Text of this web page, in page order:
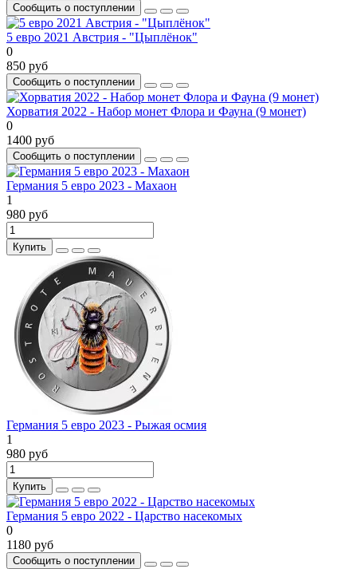
Сообщить о поступлении
5 евро 2021 Австрия - "Цыплёнок"
0
850 руб
Сообщить о поступлении
Хорватия 2022 - Набор монет Флора и Фауна (9 монет)
0
1400 руб
Сообщить о поступлении
Германия 5 евро 2023 - Махаон
1
980 руб
Купить
Германия 5 евро 2023 - Рыжая осмия
1
980 руб
Купить
Германия 5 евро 2022 - Царство насекомых
0
1180 руб
Сообщить о поступлении